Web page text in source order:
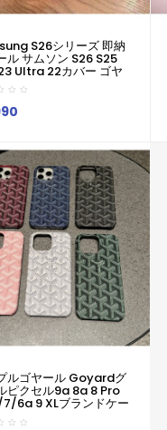
S26シリーズ 即納
ル サムソン S26 S25
Ultra 22カバー ゴヤ
ウーブンテクスチャー
ーケース Goyard
Air 15 IPhone14 13
16 15 11 Pro 8 SE
S25 Ultra Plus S22
ース Goyard アイフォ
14 Plus 13 12 Pro Max
XR XS スマホケース
ルゴヤール Goyardグ
ピクセル9a 8a 8 Pro
6a 9 XLブランドケー
ール Goyardアイフォ